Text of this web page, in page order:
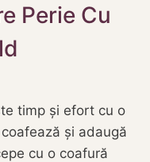
Perie Cu
timp și efort cu o
și adaugă
cu o coafură